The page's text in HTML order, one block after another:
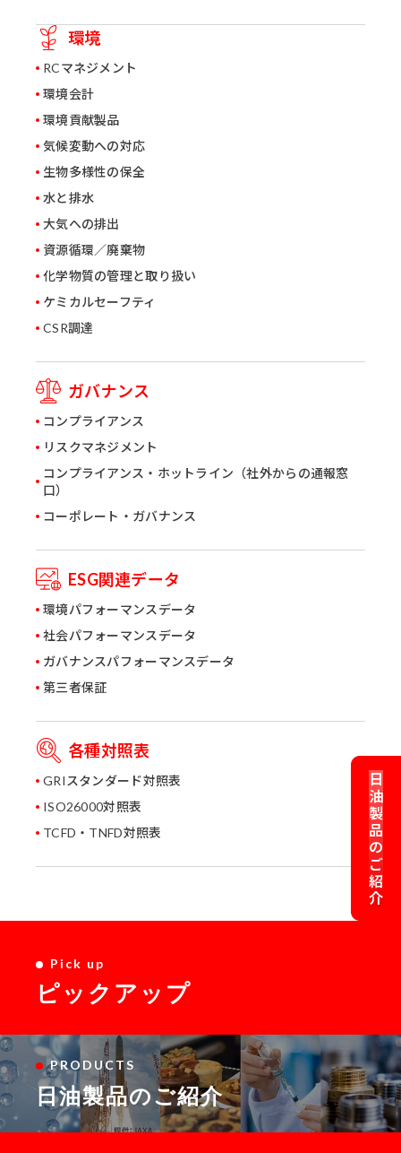
環境
RCマネジメント
環境会計
環境貢献製品
気候変動への対応
生物多様性の保全
水と排水
大気への排出
資源循環／廃棄物
化学物質の管理と取り扱い
ケミカルセーフティ
CSR調達
ガバナンス
コンプライアンス
リスクマネジメント
コンプライアンス・ホットライン（社外からの通報窓
口）
コーポレート・ガバナンス
ESG関連データ
環境パフォーマンスデータ
社会パフォーマンスデータ
ガバナンスパフォーマンスデータ
第三者保証
各種対照表
GRIスタンダード対照表
ISO26000対照表
TCFD・TNFD対照表
日
油
製
品
の
ご
紹
介
Pick up
ピックアップ
PRODUCTS
日油製品のご紹介